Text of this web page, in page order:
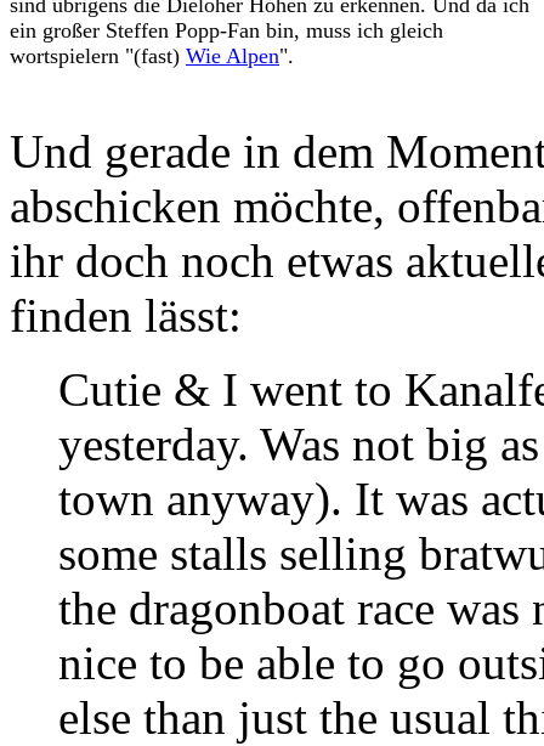
sind übrigens die Dieloher Höhen zu erkennen. Und da ich
ein großer Steffen Popp-Fan bin, muss ich gleich
wortspielern "(fast) Wie Alpen".
Und gerade in dem
abschicken möchte,
ihr doch noch etwas
finden lässt:
Cutie & I went to
yesterday. Was not big
town anyway). It was
some stalls selling
the dragonboat race
nice to be able to go
else than just the usual